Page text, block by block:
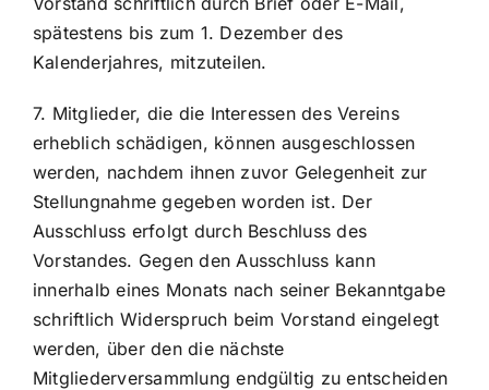
spätestens bis zum 1. Dezember des
Kalenderjahres, mitzuteilen.
7. Mitglieder, die die Interessen des Vereins
erheblich schädigen, können ausgeschlossen
werden, nachdem ihnen zuvor Gelegenheit zur
Stellungnahme gegeben worden ist. Der
Ausschluss erfolgt durch Beschluss des
Vorstandes. Gegen den Ausschluss kann
innerhalb eines Monats nach seiner Bekanntgabe
schriftlich Widerspruch beim Vorstand eingelegt
werden, über den die nächste
Mitgliederversammlung endgültig zu entscheiden